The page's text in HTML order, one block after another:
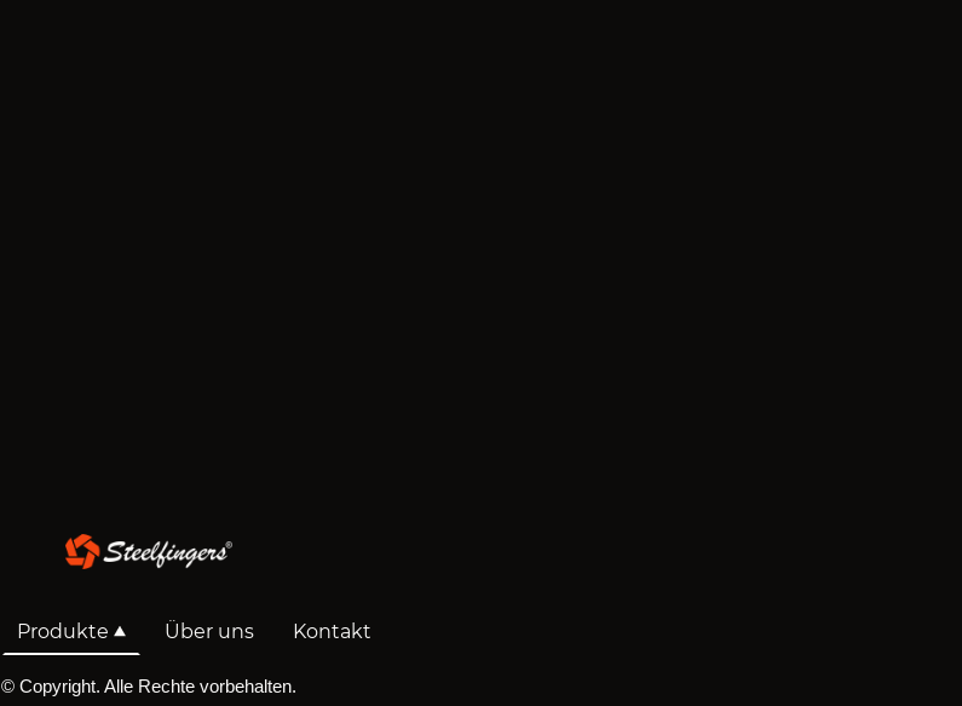
Produkte Über uns Kontakt
© Copyright. Alle Rechte vorbehalten.